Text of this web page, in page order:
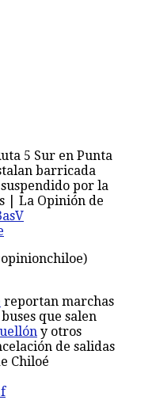
5 Sur en Punta
barricada
por la
| La Opinión de
reportan marchas
que salen
y otros
de salidas
Chiloé